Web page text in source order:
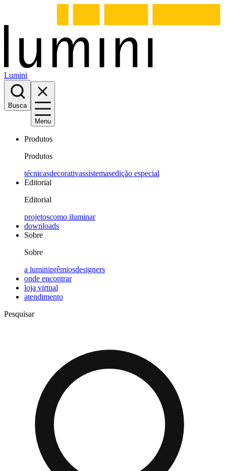
Lumini
Busca
Menu
Produtos
Produtos
técnicasdecorativassistemasedição especial
Editorial
Editorial
projetoscomo iluminar
downloads
Sobre
Sobre
a luminiprêmiosdesigners
onde encontrar
loja virtual
atendimento
Pesquisar